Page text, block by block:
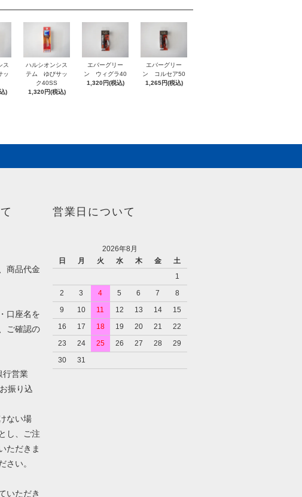
ス
ッ
)
ハルシオンシス
テム ゆびサッ
ク40SS
1,320円(税込)
エバーグリー
ン ウィグラ40
1,320円(税込)
エバーグリー
ン コルセア50
1,265円(税込)
商品代金
口座名を
ご確認の
行営業
振り込
ない場
し、ご注
ただきま
さい。
いただき
営業日について
2026年8月
日
月 火 水 木 金
土
1
2
3 4 5 6 7
8
9
10 11 12 13 14
15
16
17 18 19 20 21
22
23
24 25 26 27 28
29
30
31